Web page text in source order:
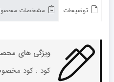
جو
لیتری
تعداد
توضیحات مشخصات
ویژگی های
کود : کود